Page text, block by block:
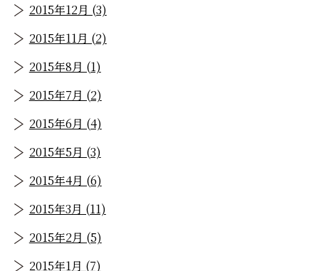
2015年12月 (3)
2015年11月 (2)
2015年8月 (1)
2015年7月 (2)
2015年6月 (4)
2015年5月 (3)
2015年4月 (6)
2015年3月 (11)
2015年2月 (5)
2015年1月 (7)